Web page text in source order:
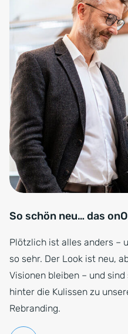
So schön neu… das
Plötzlich ist alles anders –
so sehr. Der Look ist neu,
Visionen bleiben – und
hinter die Kulissen zu
Rebranding.